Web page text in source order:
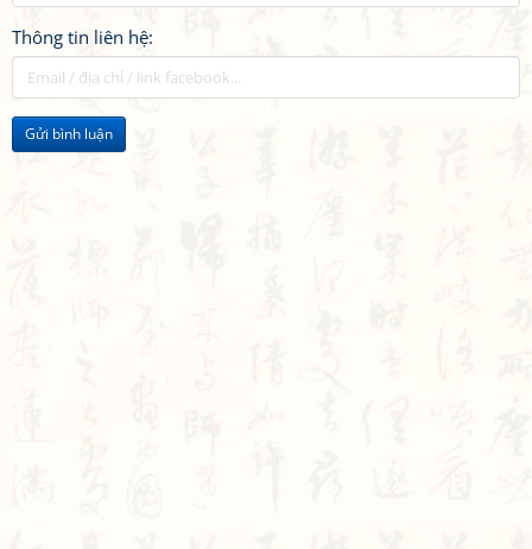
Thông tin liên hệ:
Gửi bình luận